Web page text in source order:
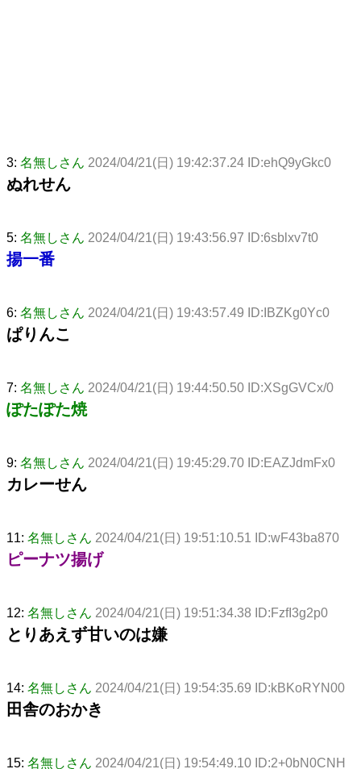
3: 名無しさん 2024/04/21(日) 19:42:37.24 ID:ehQ9yGkc0
ぬれせん
5: 名無しさん 2024/04/21(日) 19:43:56.97 ID:6sblxv7t0
揚一番
6: 名無しさん 2024/04/21(日) 19:43:57.49 ID:IBZKg0Yc0
ぱりんこ
7: 名無しさん 2024/04/21(日) 19:44:50.50 ID:XSgGVCx/0
ぽたぽた焼
9: 名無しさん 2024/04/21(日) 19:45:29.70 ID:EAZJdmFx0
カレーせん
11: 名無しさん 2024/04/21(日) 19:51:10.51 ID:wF43ba870
ピーナツ揚げ
12: 名無しさん 2024/04/21(日) 19:51:34.38 ID:FzfI3g2p0
とりあえず甘いのは嫌
14: 名無しさん 2024/04/21(日) 19:54:35.69 ID:kBKoRYN00
田舎のおかき
15: 名無しさん 2024/04/21(日) 19:54:49.10 ID:2+0bN0CNH